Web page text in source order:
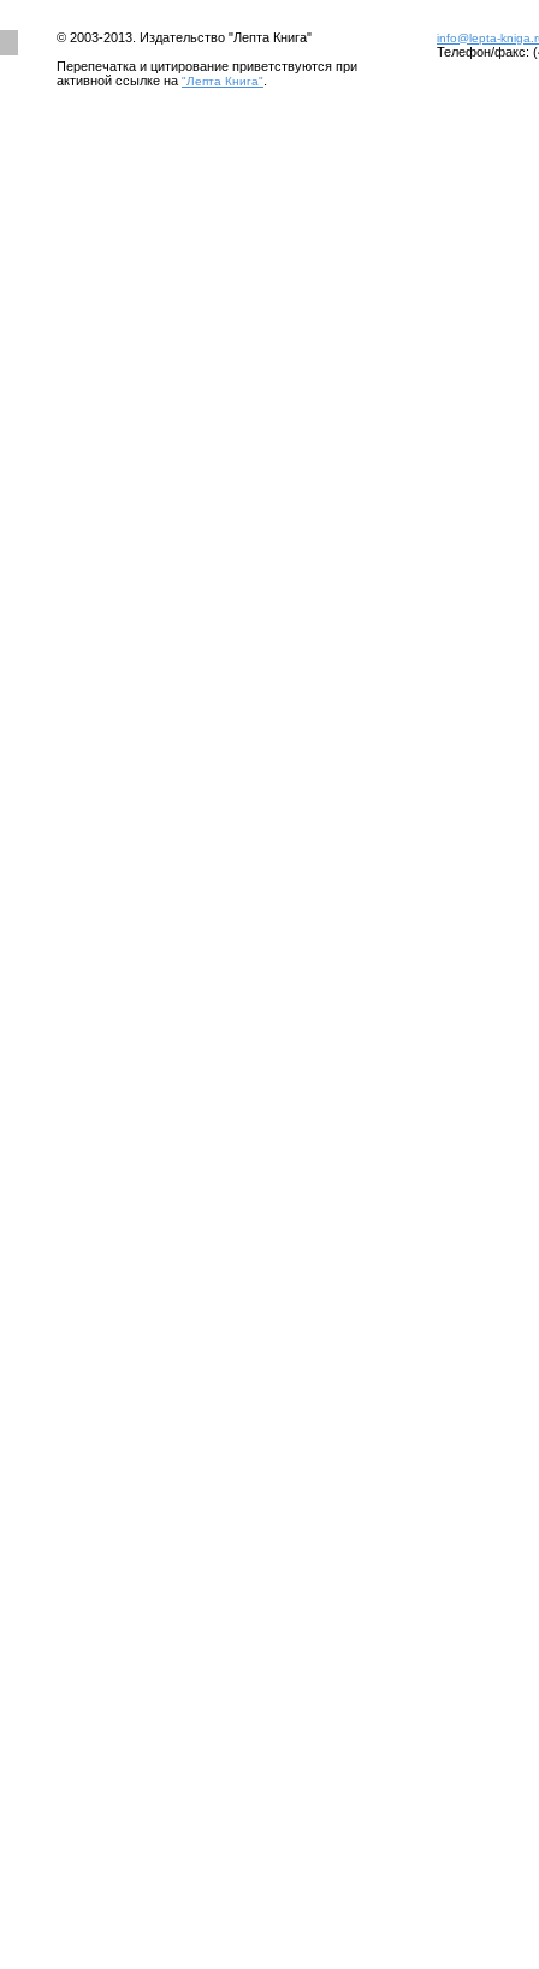
© 2003-2013. Издательство "Лепта Книга"
Перепечатка и цитирование приветствуются при
активной ссылке на "Лепта Книга"
info@lepta-
Телефон/факс: